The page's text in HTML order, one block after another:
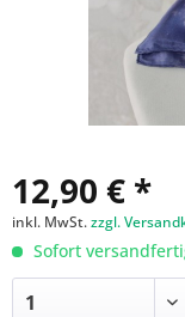
12,90 € *
inkl. MwSt.zzgl.
Sofort